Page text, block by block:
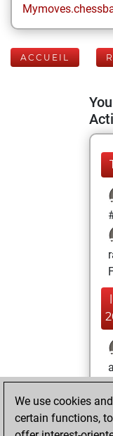
ACCUEIL
We use cookies
certain functions,